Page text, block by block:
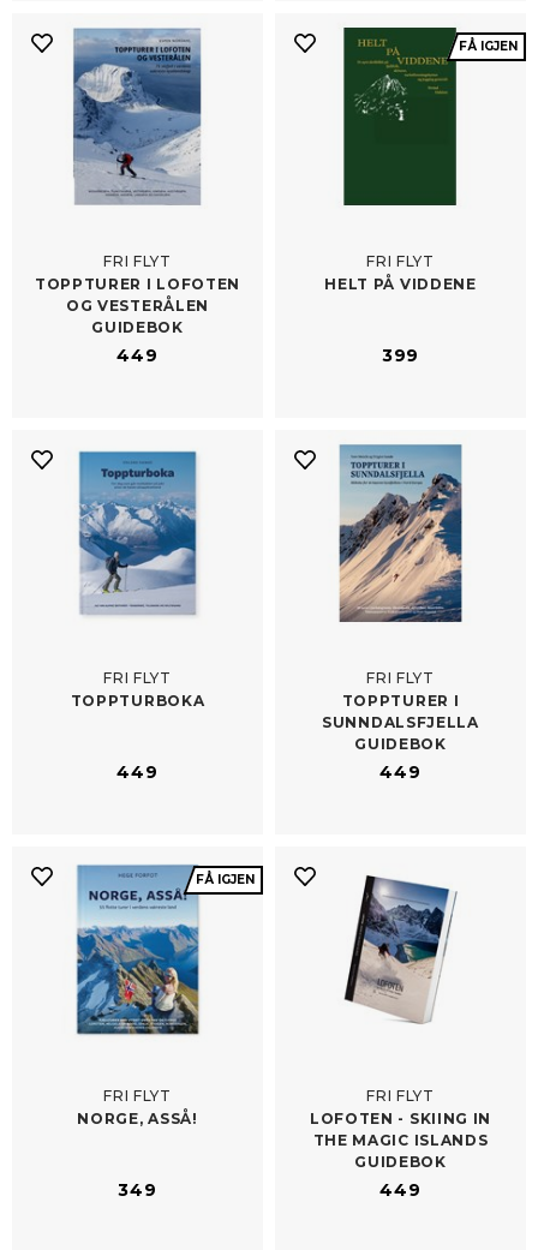
FRI FLYT
TOPPTURER I LOFOTEN
OG VESTERÅLEN
GUIDEBOK
449
FÅ IGJEN
FRI FLYT
HELT PÅ VIDDENE
399
FRI FLYT
TOPPTURBOKA
449
FRI FLYT
TOPPTURER I
SUNNDALSFJELLA
GUIDEBOK
449
FÅ IGJEN
FRI FLYT
NORGE, ASSÅ!
349
FRI FLYT
LOFOTEN -​ SKIING IN
THE MAGIC ISLANDS
GUIDEBOK
449